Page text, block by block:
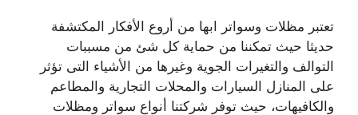
تعتبر مظلات وسواتر ابها من أروع الأفكار المكتشفة
حديثا حيث تمكننا من حماية كل شئ من مسببات
التوالف والتغيرات الجوية وغيرها من الأشياء التى تؤثر
على المنازل السيارات والمحلات التجارية والمطاعم
والكافيهات، حيث توفر شركتنا أنواع سواتر ومظلات